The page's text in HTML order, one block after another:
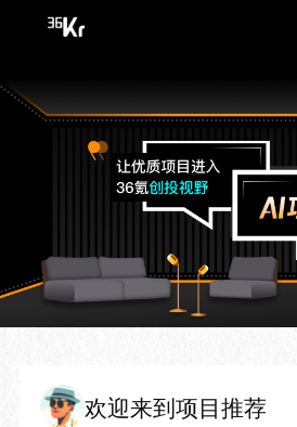
欢迎来到项目推荐